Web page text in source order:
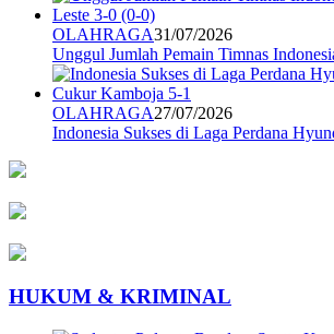
OLAHRAGA31/07/2026
Unggul Jumlah Pemain Timnas
OLAHRAGA27/07/2026
Indonesia Sukses di Laga Perdana
HUKUM & KRIMINAL